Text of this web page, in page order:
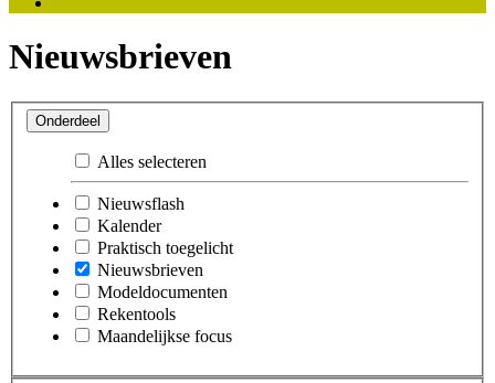
Nieuwsbrieven
Onderdeel
Alles selecteren
Nieuwsflash
Kalender
Praktisch toegelicht
Nieuwsbrieven
Modeldocumenten
Rekentools
Maandelijkse focus